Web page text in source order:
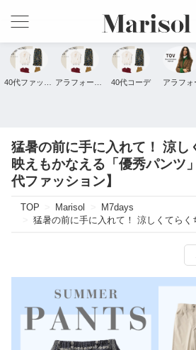
40代コーデ アラフォ
猛暑の前に手に入れて！ 涼し
映えもかなえる「優秀パンツ
代ファッション】
TOP Marisol
M7days
猛暑の前に手に入れて！ 涼しくてらくちん、着映えもかなえる「優秀パ